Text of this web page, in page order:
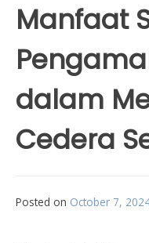
Manfaat
dalam
Cedera
Posted on October 7,